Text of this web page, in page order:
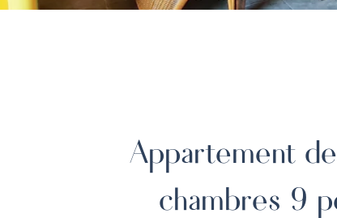
Appartement
chambres 9